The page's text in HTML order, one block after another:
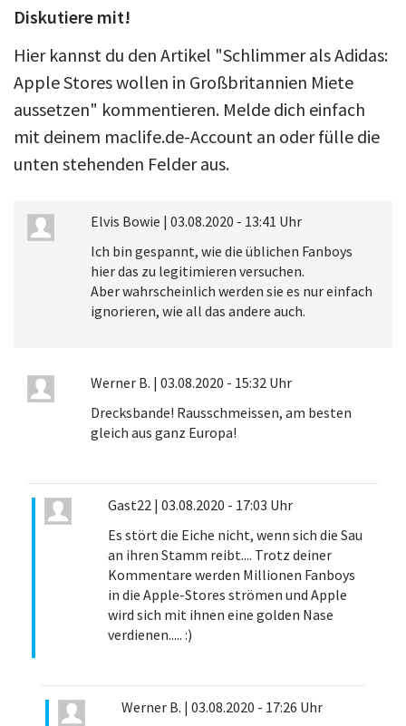
Diskutiere mit!
Hier kannst du den Artikel "Schlimmer als Adidas:
Apple Stores wollen in Großbritannien Miete
aussetzen" kommentieren. Melde dich einfach
mit deinem maclife.de-Account an oder fülle die
unten stehenden Felder aus.
Elvis Bowie | 03.08.2020 - 13:41 Uhr
Ich bin gespannt, wie die üblichen Fanboys
hier das zu legitimieren versuchen.
Aber wahrscheinlich werden sie es nur einfach
ignorieren, wie all das andere auch.
Werner B. | 03.08.2020 - 15:32 Uhr
Drecksbande! Rausschmeissen, am besten
gleich aus ganz Europa!
Gast22 | 03.08.2020 - 17:03 Uhr
Es stört die Eiche nicht, wenn sich die Sau
an ihren Stamm reibt.... Trotz deiner
Kommentare werden Millionen Fanboys
in die Apple-Stores strömen und Apple
wird sich mit ihnen eine golden Nase
verdienen..... :)
Werner B. | 03.08.2020 - 17:26 Uhr